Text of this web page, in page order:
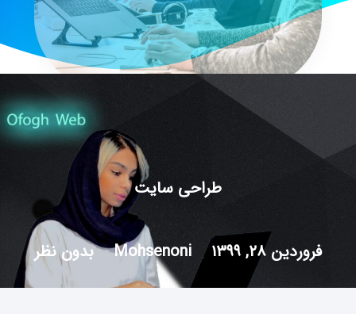
طراحی سایت
فروردین ۲۸, ۱۳۹۹ Mohsenoni بدون نظر